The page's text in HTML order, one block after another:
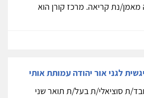
נת קריאה. מרכז קורן הוא
לגני אור יהודה עמותת אותי
ת סוציאלי/ת בעל/ת תואר שני